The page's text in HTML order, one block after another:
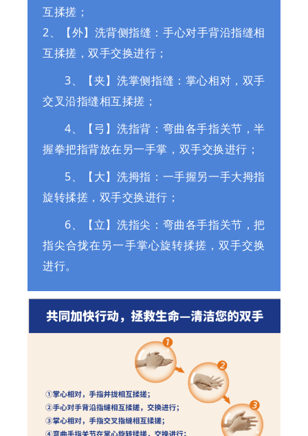
互揉搓；
2、【外】洗背侧指缝：手心对手背沿指缝相
互揉搓，双手交换进行；
3、【夹】洗掌侧指缝：掌心相对，双手
交叉沿指缝相互揉搓；
4、【弓】洗指背：弯曲各手指关节，半
握拳把指背放在另一手掌，双手交换进行；
5、【大】洗拇指：一手握另一手大拇指
旋转揉搓，双手交换进行；
6、【立】洗指尖：弯曲各手指关节，把
指尖合拢在另一手掌心旋转揉搓，双手交换
进行。